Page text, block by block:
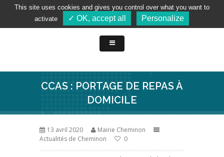
CCAS : PORTAGE DE REPAS À
DOMICILE
13 avril 2020
Mairie Cheminon
Actualités de Cheminon
0
This site uses cookies and gives you control over what you want to
activate
✓ OK, accept all Personalize